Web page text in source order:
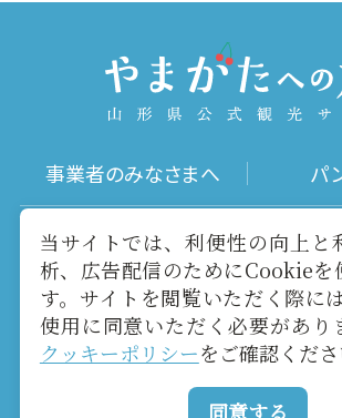
事業者のみなさまへ パ
写真ダウンロード 動画
お役立ちリンク 当サ
メールマガジン お
当サイトでは、利便性の向上と
析、広告配信のためにCookieを
す。サイトを閲覧いただく際に
使用に同意いただく必要があり
クッキーポリシーをご確認くだ
同意する